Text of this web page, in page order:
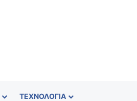
ΤΕΧΝΟΛΟΓΊΑ